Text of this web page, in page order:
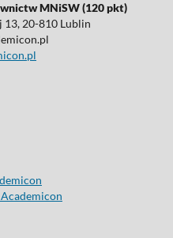
MNiSW (120 pkt)
13, 20-810 Lublin